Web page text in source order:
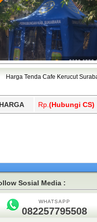
Harga Tenda Cafe Kerucut
HARGA Rp. (Hubungi CS)
Sosial Media :
WHATSAPP
082257795508